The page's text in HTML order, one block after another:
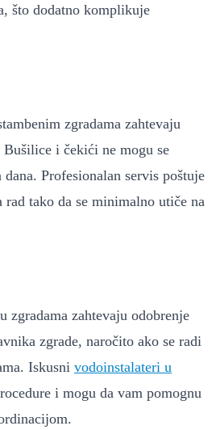
što dodatno komplikuje
zgradama zahtevaju
Bušilice i čekići ne mogu se
Profesionalan servis poštuje
tako da se minimalno utiče na
zgradama zahtevaju odobrenje
zgrade, naročito ako se radi
Iskusni vodoinstalateri u
i mogu da vam pomognu